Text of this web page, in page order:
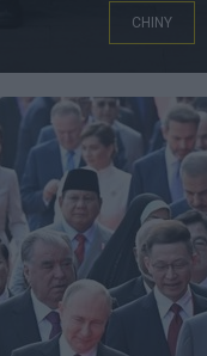
CHINY